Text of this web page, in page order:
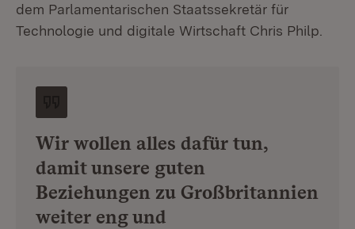
dem Parlamentarischen Staatssekretär für
Technologie und digitale Wirtschaft Chris Philp.
Wir wollen alles dafür tun,
damit unsere guten
Beziehungen zu Großbritannien
weiter eng und